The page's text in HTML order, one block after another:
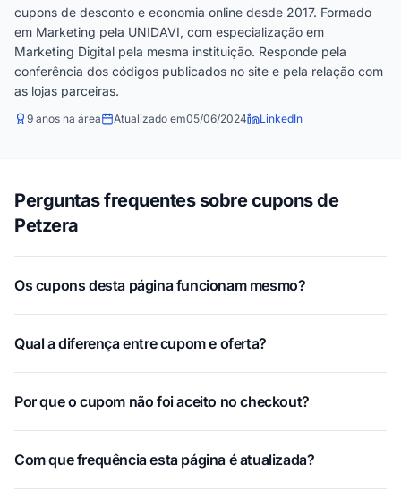
cupons de desconto e economia online desde 2017. Formado
em Marketing pela UNIDAVI, com especialização em
Marketing Digital pela mesma instituição. Responde pela
conferência dos códigos publicados no site e pela relação com
as lojas parceiras.
9 anos na área Atualizado em05/06/2024 LinkedIn
Perguntas frequentes sobre cupons de
Petzera
Os cupons desta página funcionam mesmo?
Qual a diferença entre cupom e oferta?
Por que o cupom não foi aceito no checkout?
Com que frequência esta página é atualizada?